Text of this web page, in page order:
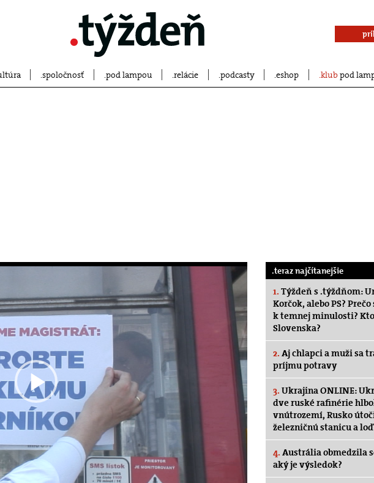
spoločnosť pod lampou relácie podcasty eshop klubpod
Play
Video
.teraz najčítanejšie
1. Týždeň s .týždňom:
Korčok, alebo PS?
k temnej minulosti?
Slovenska?
2. Aj chlapci a muži sa
príjmu potravy
3. Ukrajina ONLINE:
dve ruské rafinérie
vnútrozemí, Rusko
železničnú stanicu a
4. Austrália obmedzila
aký je výsledok?